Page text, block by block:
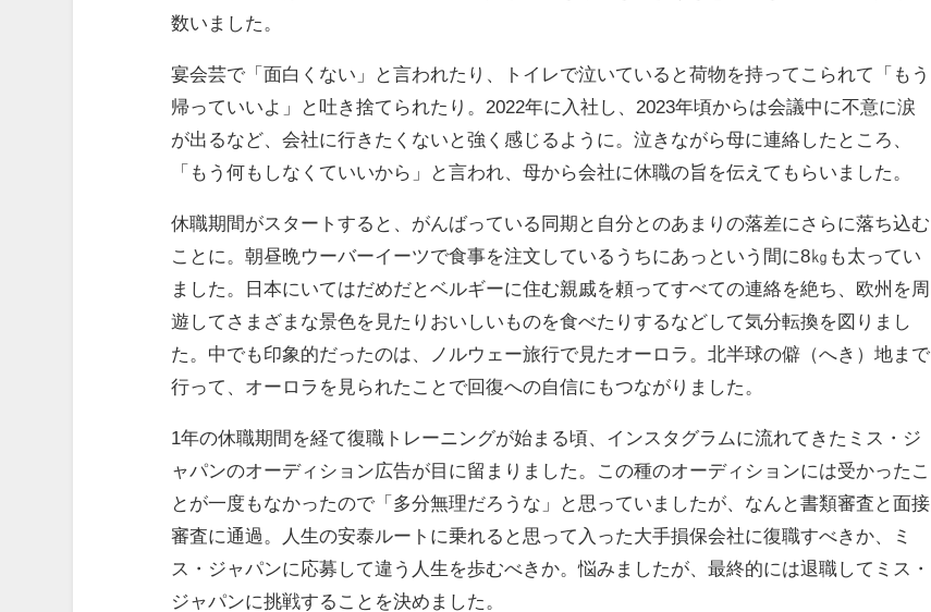
数いました。
宴会芸で「面白くない」と言われたり、トイレで泣いていると荷物を持ってこられて「もう
帰っていいよ」と吐き捨てられたり。2022年に入社し、2023年頃からは会議中に不意に涙
が出るなど、会社に行きたくないと強く感じるように。泣きながら母に連絡したところ、
「もう何もしなくていいから」と言われ、母から会社に休職の旨を伝えてもらいました。
休職期間がスタートすると、がんばっている同期と自分とのあまりの落差にさらに落ち込む
ことに。朝昼晩ウーバーイーツで食事を注文しているうちにあっという間に8㎏も太ってい
ました。日本にいてはだめだとベルギーに住む親戚を頼ってすべての連絡を絶ち、欧州を周
遊してさまざまな景色を見たりおいしいものを食べたりするなどして気分転換を図りまし
た。中でも印象的だったのは、ノルウェー旅行で見たオーロラ。北半球の僻（へき）地まで
行って、オーロラを見られたことで回復への自信にもつながりました。
1年の休職期間を経て復職トレーニングが始まる頃、インスタグラムに流れてきたミス・ジ
ャパンのオーディション広告が目に留まりました。この種のオーディションには受かったこ
とが一度もなかったので「多分無理だろうな」と思っていましたが、なんと書類審査と面接
審査に通過。人生の安泰ルートに乗れると思って入った大手損保会社に復職すべきか、ミ
ス・ジャパンに応募して違う人生を歩むべきか。悩みましたが、最終的には退職してミス・
ジャパンに挑戦することを決めました。